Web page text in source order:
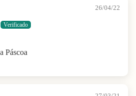
26/04/22
Páscoa